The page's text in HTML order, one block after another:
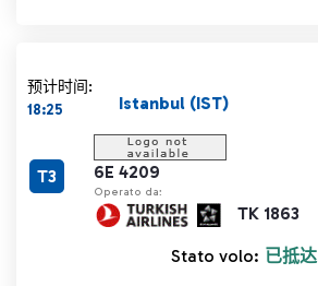
预计时间:
18:25
6E 4209
Operato da:
TK 1863
Istanbul (IST)
T3
Stato volo: 已抵达